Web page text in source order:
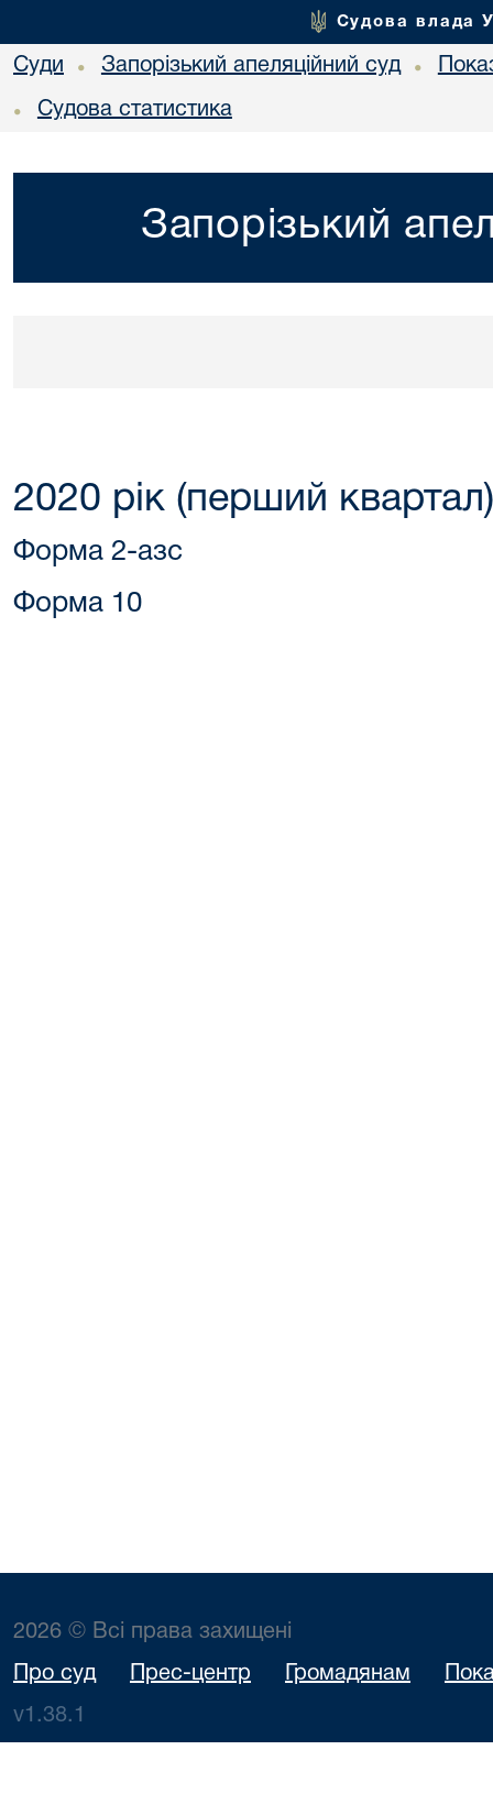
Судова влада
Суди • Запорізький апеляційний суд •
• Судова статистика
Запорізький
2020 рік (перший квартал)
Форма 2-азс
Форма 10
2026 © Всі права захищені
Про суд Прес-центр Громадянам
v1.38.1